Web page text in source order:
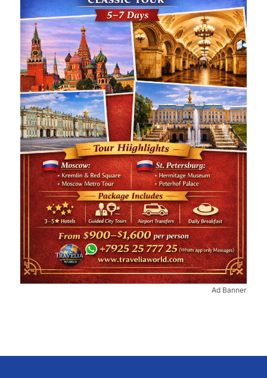
Ad Banner